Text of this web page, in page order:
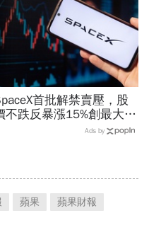
首批解禁賣壓，股
不跌反暴漲15%創最大漲
幅「直逼發行價」！最新目
Ads by
蘋果
蘋果財報